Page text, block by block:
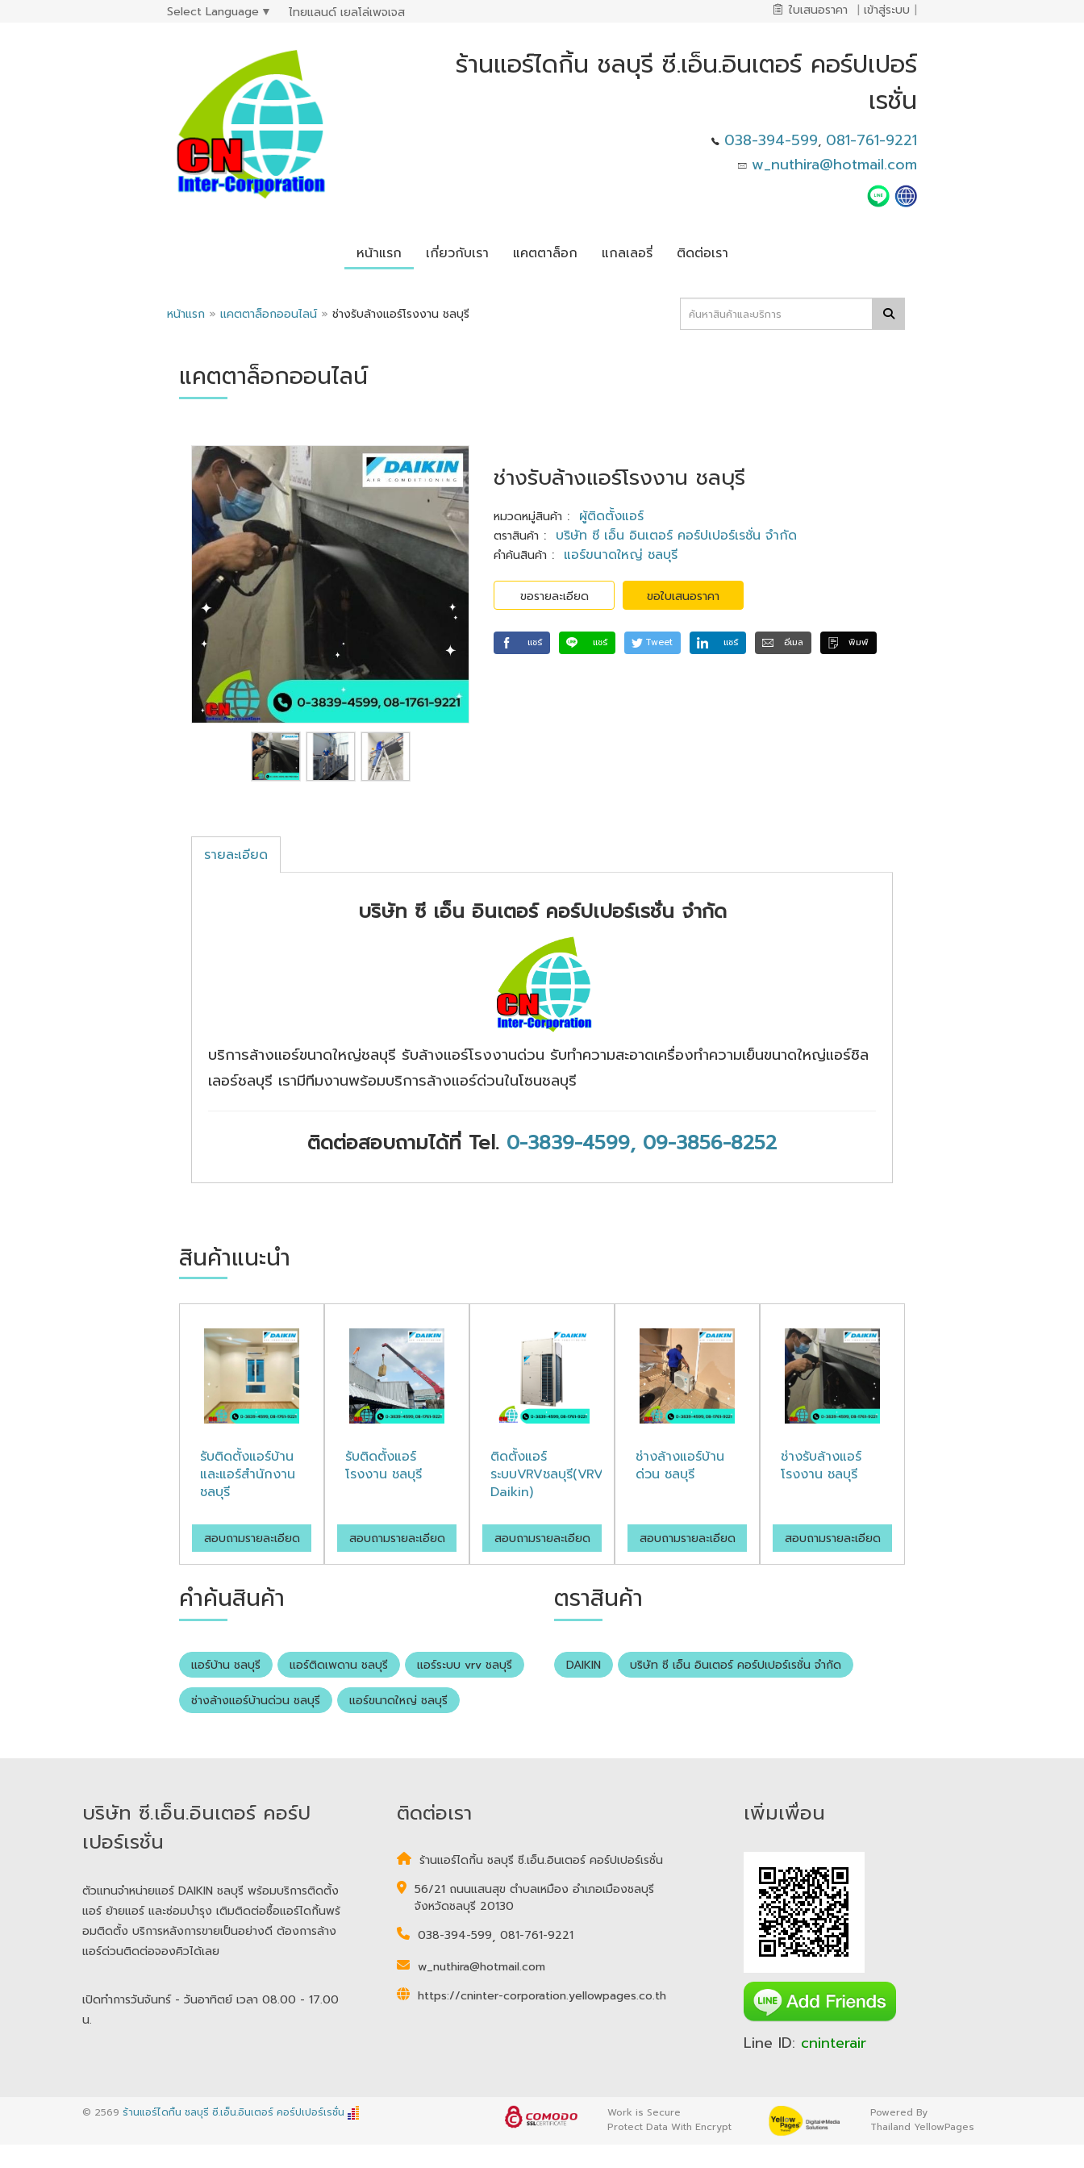
Select Language ▼ ไทยแลนด์ เยลโล่เพจเจส ใบเสนอราคา | เข้าสู่ระบบ |
ร้านแอร์ไดกิ้น ชลบุรี ซี.เอ็น.อินเตอร์ คอร์ปเปอร์
เรชั่น
038-394-599, 081-761-9221
w_nuthira@hotmail.com
หน้าแรก เกี่ยวกับเรา แคตตาล็อก แกลเลอรี่ ติดต่อเรา
หน้าแรก » แคตตาล็อกออนไลน์ » ช่างรับล้างแอร์โรงงาน ชลบุรี
แคตตาล็อกออนไลน์
ช่างรับล้างแอร์โรงงาน ชลบุรี
หมวดหมู่สินค้า : ผู้ติดตั้งแอร์
ตราสินค้า : บริษัท ซี เอ็น อินเตอร์ คอร์ปเปอร์เรชั่น จำกัด
คำค้นสินค้า : แอร์ขนาดใหญ่ ชลบุรี
ขอรายละเอียด ขอใบเสนอราคา
แชร์ แชร์ Tweet แชร์ อีเมล พิมพ์
รายละเอียด
บริษัท ซี เอ็น อินเตอร์ คอร์ปเปอร์เรชั่น จำกัด
บริการล้างแอร์ขนาดใหญ่ชลบุรี รับล้างแอร์โรงงานด่วน รับทำความสะอาดเครื่องทำความเย็นขนาดใหญ่แอร์ชิล
เลอร์ชลบุรี เรามีทีมงานพร้อมบริการล้างแอร์ด่วนในโซนชลบุรี
ติดต่อสอบถามได้ที่ Tel. 0-3839-4599, 09-3856-8252
สินค้าแนะนำ
รับติดตั้งแอร์บ้าน
และแอร์สำนักงาน
ชลบุรี
สอบถามรายละเอียด
รับติดตั้งแอร์
โรงงาน ชลบุรี
สอบถามรายละเอียด
ติดตั้งแอร์
ระบบVRVชลบุรี(VRV
Daikin)
สอบถามรายละเอียด
ช่างล้างแอร์บ้าน
ด่วน ชลบุรี
สอบถามรายละเอียด
ช่างรับล้างแอร์
โรงงาน ชลบุรี
สอบถามรายละเอียด
คำค้นสินค้า
แอร์บ้าน ชลบุรี แอร์ติดเพดาน ชลบุรี แอร์ระบบ vrv ชลบุรี
ช่างล้างแอร์บ้านด่วน ชลบุรี แอร์ขนาดใหญ่ ชลบุรี
ตราสินค้า
DAIKIN บริษัท ซี เอ็น อินเตอร์ คอร์ปเปอร์เรชั่น จำกัด
​​​​​​​บริษัท ซี.เอ็น.อินเตอร์ คอร์ป
เปอร์เรชั่น
ตัวแทนจำหน่ายแอร์ DAIKIN ชลบุรี พร้อมบริการติดตั้ง
แอร์ ย้ายแอร์ และซ่อมบำรุง เติมติดต่อซื้อแอร์ไดกิ้นพร้
อมติดตั้ง บริการหลังการขายเป็นอย่างดี ต้องการล้าง
แอร์ด่วนติดต่อจองคิวได้เลย
เปิดทำการวันจันทร์ - วันอาทิตย์ เวลา 08.00 - 17.00
น.
ติดต่อเรา
ร้านแอร์ไดกิ้น ชลบุรี ซี.เอ็น.อินเตอร์ คอร์ปเปอร์เรชั่น
56/21 ถนนแสนสุข ตำบลเหมือง อำเภอเมืองชลบุรี
จังหวัดชลบุรี 20130
038-394-599, 081-761-9221
w_nuthira@hotmail.com
https://cninter-corporation.yellowpages.co.th
เพิ่มเพื่อน
Line ID: cninterair
© 2569 ร้านแอร์ไดกิ้น ชลบุรี ซี.เอ็น.อินเตอร์ คอร์ปเปอร์เรชั่น
Work is Secure
Protect Data With Encrypt
Powered By
Thailand YellowPages